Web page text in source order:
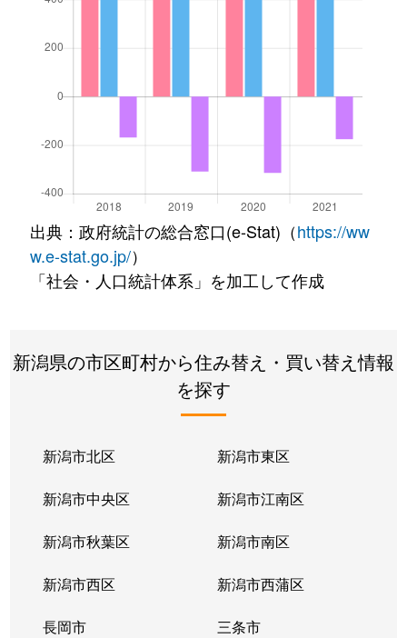
出典：政府統計の総合窓口(e-Stat)（https://ww
w.e-stat.go.jp/）
「社会・人口統計体系」を加工して作成
新潟県の市区町村から住み替え・買い替え情報
を探す
新潟市北区 新潟市東区
新潟市中央区 新潟市江南区
新潟市秋葉区 新潟市南区
新潟市西区 新潟市西蒲区
長岡市 三条市